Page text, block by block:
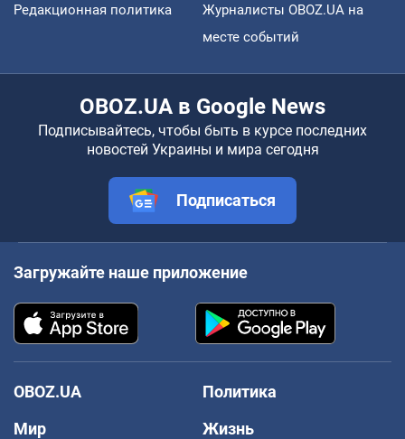
Редакционная политика
Журналисты OBOZ.UA на
месте событий
OBOZ.UA в Google News
Подписывайтесь, чтобы быть в курсе последних
новостей Украины и мира сегодня
Подписаться
Загружайте наше приложение
OBOZ.UA
Политика
Мир
Жизнь